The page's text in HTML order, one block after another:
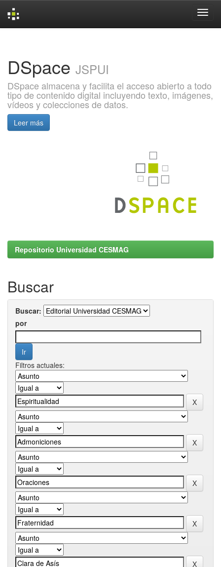
DSpace JSPUI
DSpace almacena y facilita el acceso abierto a todo
tipo de contenido digital incluyendo texto, imágenes,
vídeos y colecciones de datos.
Leer más
Repositorio Universidad CESMAG
Buscar
Buscar:
por
Filtros actuales: